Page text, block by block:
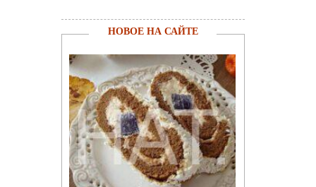
НОВОЕ НА САЙТЕ